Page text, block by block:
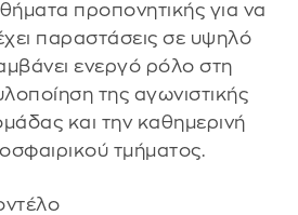
προπονητικής για να
παραστάσεις σε υψηλό
ενεργό ρόλο στη
της αγωνιστικής
και την καθημερινή
τμήματος.